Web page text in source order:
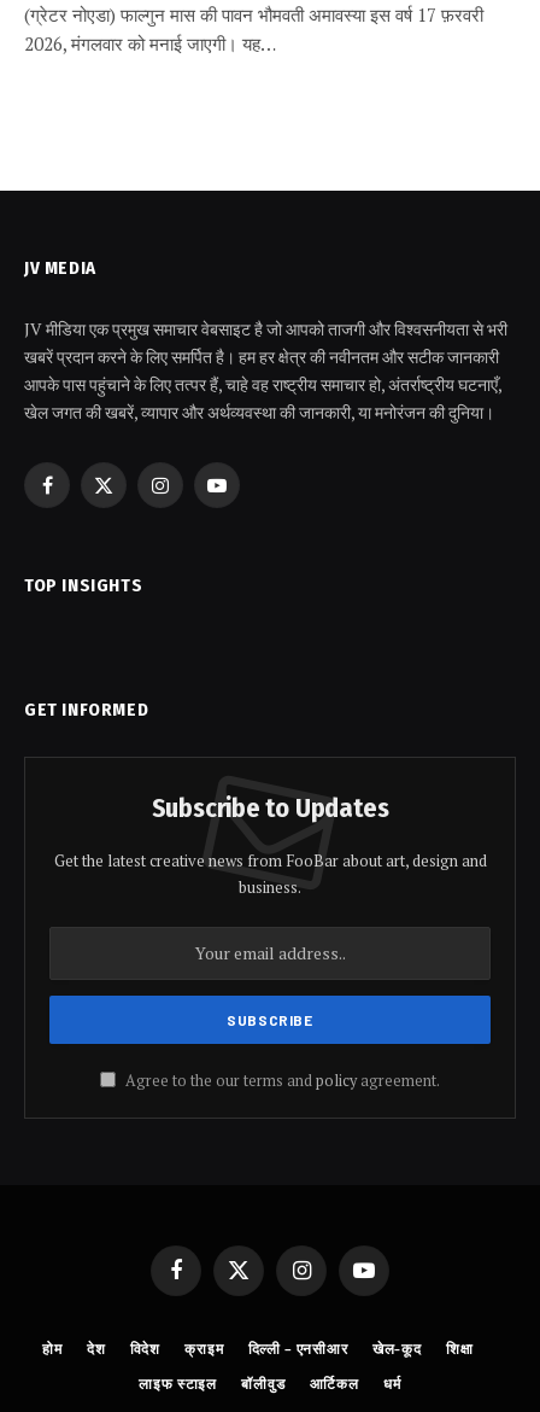
(ग्रेटर नोएडा) फाल्गुन मास की पावन भौमवती अमावस्या इस वर्ष 17 फ़रवरी
2026, मंगलवार को मनाई जाएगी। यह…
JV MEDIA
JV मीडिया एक प्रमुख समाचार वेबसाइट है जो आपको ताजगी और विश्वसनीयता से भरी
खबरें प्रदान करने के लिए समर्पित है। हम हर क्षेत्र की नवीनतम और सटीक जानकारी
आपके पास पहुंचाने के लिए तत्पर हैं, चाहे वह राष्ट्रीय समाचार हो, अंतर्राष्ट्रीय घटनाएँ,
खेल जगत की खबरें, व्यापार और अर्थव्यवस्था की जानकारी, या मनोरंजन की दुनिया।
Facebook
X
InstagramYouTube
TOP INSIGHTS
GET INFORMED
Subscribe to Updates
Get the latest creative news from FooBar about art, design and
business.
Agree to the our terms andpolicyagreement.
FacebookX
(Twitter)
InstagramYouTube
होम देश विदेश क्राइम दिल्ली – एनसीआर खेल-कूद शिक्षा
लाइफ स्टाइल बॉलीवुड आर्टिकल धर्म